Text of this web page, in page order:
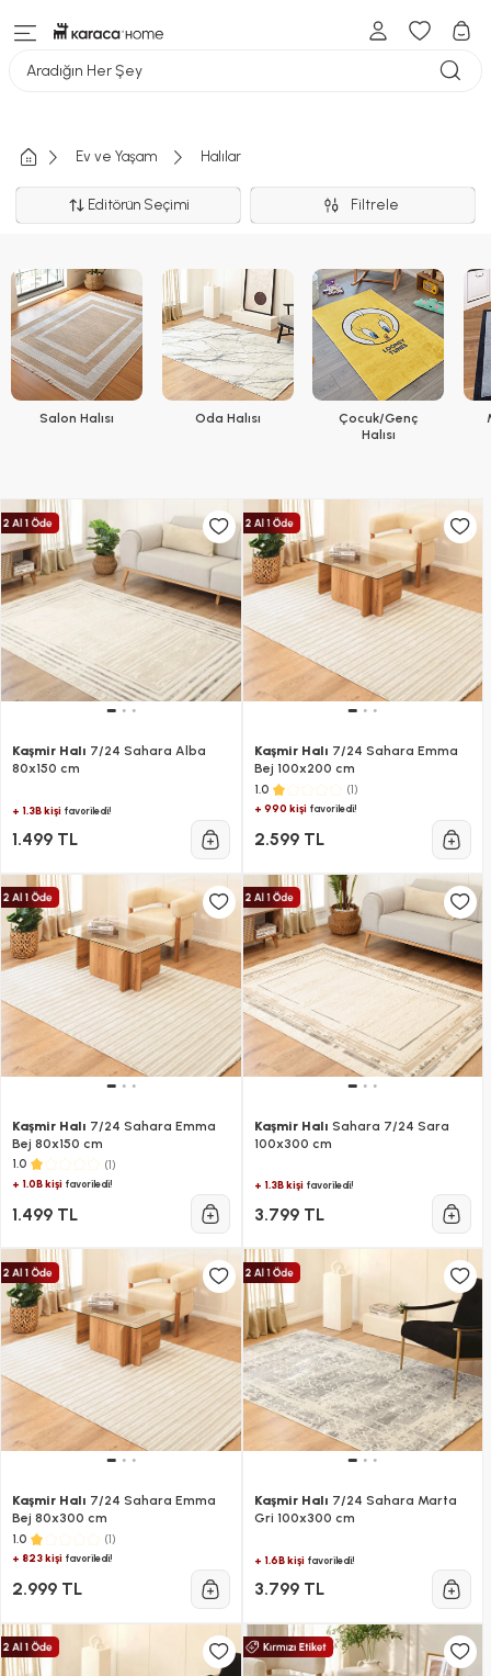
Aradığın Her Şey
Ev ve Yaşam Halılar
Editörün Seçimi Filtrele
Salon Halısı Oda Halısı
Çocuk/Genç
Halısı
Kaşmir Halı 7/24 Sahara Alba
80x150 cm
+ 1.3B kişi favoriledi!
1.499 TL
Kaşmir Halı 7/24 Sahara Emma
Bej 100x200 cm
1.0 (1)
+ 990 kişifavoriledi!
2.599 TL
Kaşmir Halı 7/24 Sahara Emma
Bej 80x150 cm
1.0 (1)
+ 1.0B kişi favoriledi!
1.499 TL
Kaşmir Halı Sahara 7/24 Sara
100x300 cm
+ 1.3B kişifavoriledi!
3.799 TL
Kaşmir Halı 7/24 Sahara Emma
Bej 80x300 cm
1.0 (1)
+ 823 kişi favoriledi!
2.999 TL
Kaşmir Halı 7/24 Sahara Marta
Gri 100x300 cm
+ 1.6B kişifavoriledi!
3.799 TL